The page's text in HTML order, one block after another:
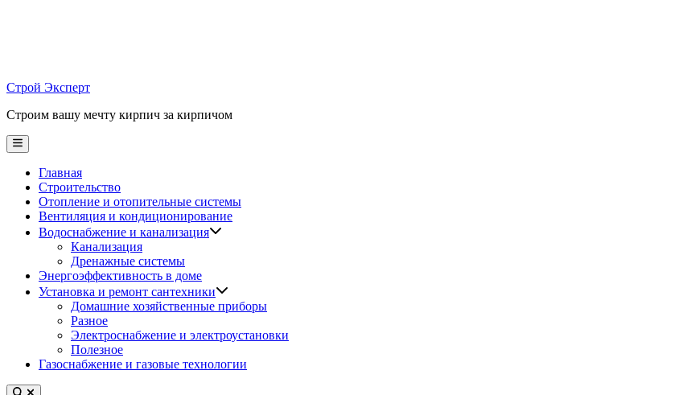
Строй Эксперт
Строим вашу мечту кирпич за кирпичом
Main
Menu
Главная
Строительство
Отопление и отопительные системы
Вентиляция и кондиционирование
Водоснабжение и канализация
Канализация
Дренажные системы
Энергоэффективность в доме
Установка и ремонт сантехники
Домашние хозяйственные приборы
Разное
Электроснабжение и электроустановки
Полезное
Газоснабжение и газовые технологии